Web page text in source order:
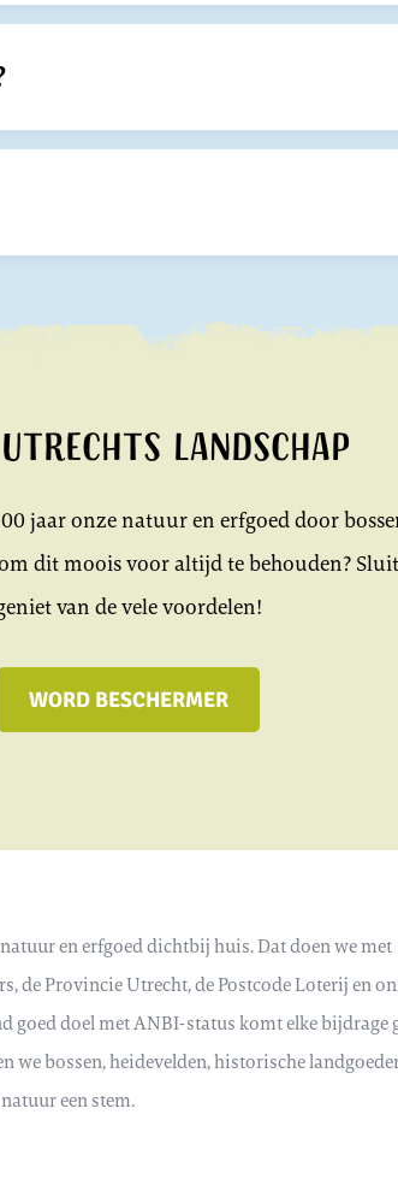
Landschap
jaar onze natuur en erfgoed door
dit moois voor altijd te behouden?
van de vele voordelen!
WORD BESCHERMER
en erfgoed dichtbij huis. Dat doen we met
de Provincie Utrecht, de Postcode Loterij en
goed doel met ANBI-status komt elke bijdrage
we bossen, heidevelden, historische
een stem.